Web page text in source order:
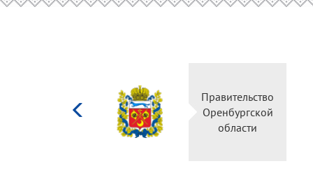
Правительство
Оренбургской
области